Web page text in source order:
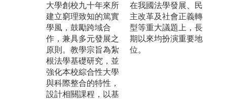
大學創校九十年來所
建立窮理致知的篤實
學風，鼓勵跨域合
作，兼具多元發展之
原則。教學宗旨為紮
根法學基礎研究，並
強化本校綜合性大學
與科際整合的特性，
設計相關課程，以基
在我國法學發展、民
主改革及社會正義轉
型等重大議題上，長
期以來均扮演重要地
位。